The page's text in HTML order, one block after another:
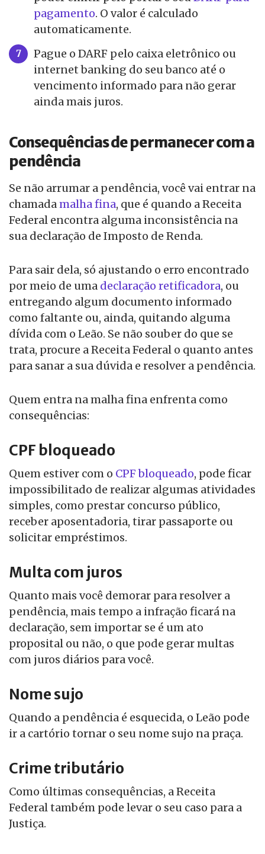
pagamento. O valor é calculado
automaticamente.
Pague o DARF pelo caixa eletrônico ou
internet banking do seu banco até o
vencimento informado para não gerar
ainda mais juros.
Consequências de permanecer com a
pendência
Se não arrumar a pendência, você vai entrar na
chamadamalha fina, que é quando a Receita
Federal encontra alguma inconsistência na
sua declaração de Imposto de Renda.
Para sair dela, só ajustando o erro encontrado
por meio de uma declaração retificadora, ou
entregando algum documento informado
como faltante ou, ainda, quitando alguma
dívida com o Leão. Se não souber do que se
trata, procure a Receita Federal o quanto antes
para sanar a sua dúvida e resolver a pendência.
Quem entra na malha fina enfrenta como
consequências:
CPF bloqueado
Quem estiver com o CPF bloqueado, pode ficar
impossibilitado de realizar algumas atividades
simples, como prestar concurso público,
receber aposentadoria, tirar passaporte ou
solicitar empréstimos.
Multa com juros
Quanto mais você demorar para resolver a
pendência, mais tempo a infração ficará na
declaração, sem importar se é um ato
proposital ou não, o que pode gerar multas
com juros diários para você.
Nome sujo
Quando a pendência é esquecida, o Leão pode
ir a cartório tornar o seu nome sujo na praça.
Crime tributário
Como últimas consequências, a Receita
Federal também pode levar o seu caso para a
Justiça.